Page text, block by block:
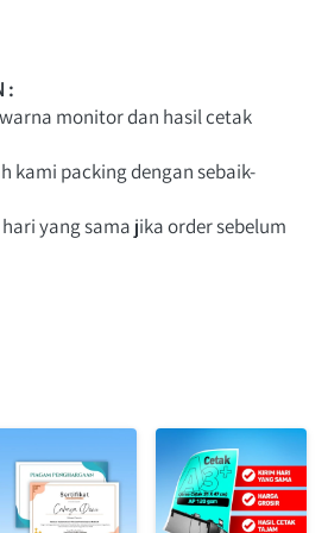
:
monitor dan hasil cetak
kami packing dengan sebaik-
yang sama jika order sebelum